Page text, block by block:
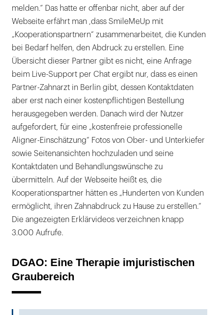
melden.“ Das hatte er offenbar nicht, aber auf der
Webseite erfährt man ,dass SmileMeUp mit
„Kooperationspartnern“ zusammenarbeitet, die Kunden
bei Bedarf helfen, den Abdruck zu erstellen. Eine
Übersicht dieser Partner gibt es nicht, eine Anfrage
beim Live-Support per Chat ergibt nur, dass es einen
Partner-Zahnarzt in Berlin gibt, dessen Kontaktdaten
aber erst nach einer kostenpflichtigen Bestellung
herausgegeben werden. Danach wird der Nutzer
aufgefordert, für eine „kostenfreie professionelle
Aligner-Einschätzung“ Fotos von Ober- und Unterkiefer
sowie Seitenansichten hochzuladen und seine
Kontaktdaten und Behandlungswünsche zu
übermitteln. Auf der Webseite heißt es, die
Kooperationspartner hätten es „Hunderten von Kunden
ermöglicht, ihren Zahnabdruck zu Hause zu erstellen.“
Die angezeigten Erklärvideos verzeichnen knapp
3.000 Aufrufe.
DGAO: Eine Therapie imjuristischen
Graubereich